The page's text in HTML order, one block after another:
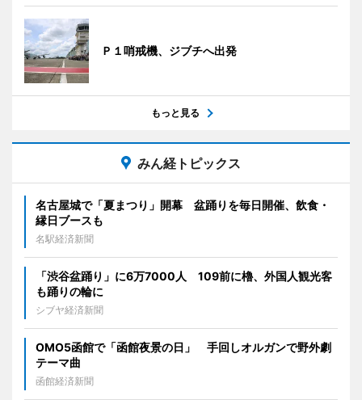
Ｐ１哨戒機、ジブチへ出発
もっと見る
みん経トピックス
名古屋城で「夏まつり」開幕 盆踊りを毎日開催、飲食・
縁日ブースも
名駅経済新聞
「渋谷盆踊り」に6万7000人 109前に櫓、外国人観光客
も踊りの輪に
シブヤ経済新聞
OMO5函館で「函館夜景の日」 手回しオルガンで野外劇
テーマ曲
函館経済新聞